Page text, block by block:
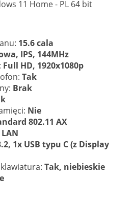
11 Home - PL 64 bit
15.6 cala
IPS, 144MHz
Full HD, 1920x1080p
Tak
Brak
Nie
802.11 AX
1x USB typu C (z Display
Tak, niebieskie